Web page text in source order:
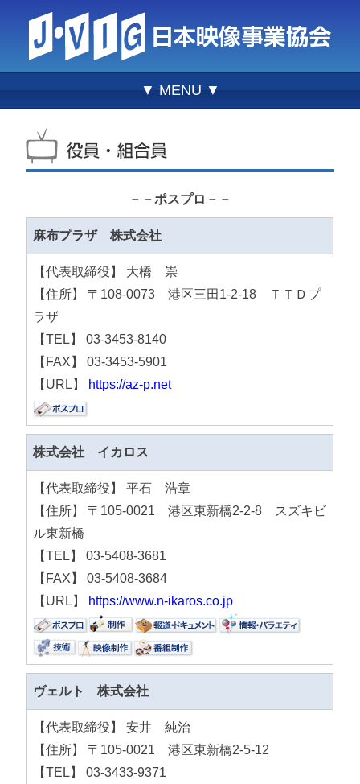
▼ MENU ▼
－－ポスプロ－－
麻布プラザ 株式会社
【代表取締役】 大橋 崇
【住所】 〒108-0073 港区三田1-2-18 ＴＴＤプ
ラザ
【TEL】 03-3453-8140
【FAX】 03-3453-5901
【URL】 https://az-p.net
株式会社 イカロス
【代表取締役】 平石 浩章
【住所】 〒105-0021 港区東新橋2-2-8 スズキビ
ル東新橋
【TEL】 03-5408-3681
【FAX】 03-5408-3684
【URL】 https://www.n-ikaros.co.jp
ヴェルト 株式会社
【代表取締役】 安井 純治
【住所】 〒105-0021 港区東新橋2-5-12
【TEL】 03-3433-9371